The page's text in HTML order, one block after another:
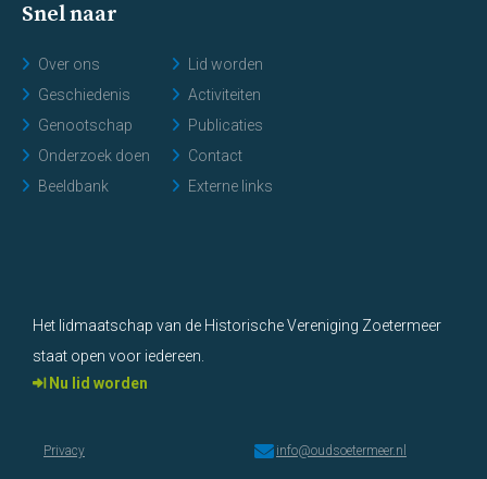
Snel naar
Over ons
Geschiedenis
Genootschap
Onderzoek doen
Beeldbank
Lid worden
Activiteiten
Publicaties
Contact
Externe links
Het lidmaatschap van de Historische Vereniging Zoetermeer
staat open voor iedereen.
Nu lid worden
Privacy info@oudsoetermeer.nl